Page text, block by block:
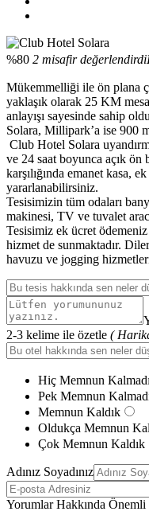
%80 2 misafir değerlendirdi
Mükemmelliği ile ön plana
yaklaşık olarak 25 KM
anlayışı sayesinde sahip
Solara, Millipark’a ise 900
Club Hotel Solara
ve 24 saat boyunca açık ön
karşılığında emanet kasa,
yararlanabilirsiniz.
Tesisimizin tüm odaları
makinesi, TV ve tuvalet
Tesisimiz ek ücret ödemeniz
hizmet de sunmaktadır.
havuzu ve jogging
2-3 kelime ile özetle (
Hiç Memnun
Pek Memnun
Memnun Kaldık
Oldukça Memnun
Çok Memnun Kaldık
Adınız Soyadınız
Yorumlar Hakkında